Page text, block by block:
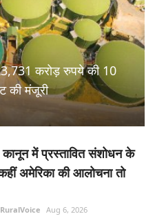
करोड़ रुपये की 10
की मंजूरी
में प्रस्तावित संशोधन के
अमेरिका की आलोचना तो
Aug 6, 2026